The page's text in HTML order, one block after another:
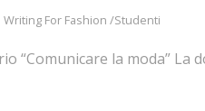
Writing For Fashion /Studenti
“Comunicare la moda” La